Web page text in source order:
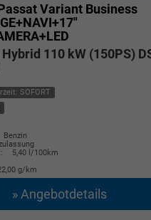
Variant Business
110 kW (150PS)
SOFORT
Benzin
5,40 l/100km
g/km
» Angebotdetails